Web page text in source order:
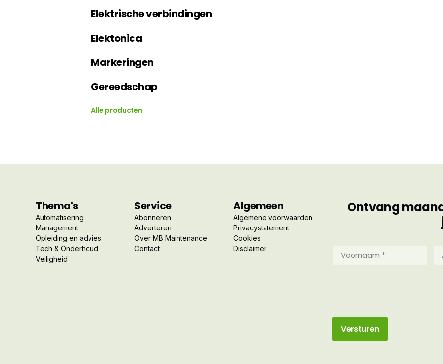
Elektrische verbindingen
Elektonica
Markeringen
Gereedschap
Alle producten
Thema's
Automatisering
Management
Opleiding en advies
Tech & Onderhoud
Veiligheid
Service
Abonneren
Adverteren
Over MB Maintenance
Contact
Algemeen
Algemene voorwaarden
Privacystatement
Cookies
Disclaimer
Ontvang